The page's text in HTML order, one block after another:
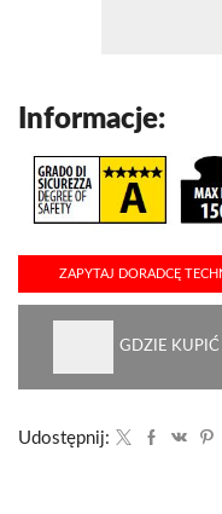
Informacje:
ZAPYTAJ DORADCĘ
GDZIE KUPIĆ
Udostępnij: